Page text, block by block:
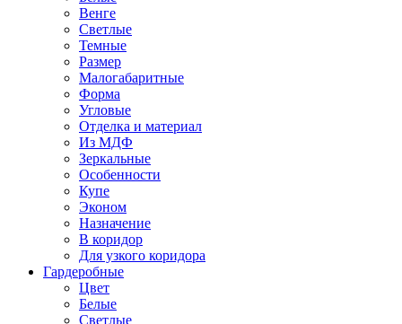
Венге
Светлые
Темные
Размер
Малогабаритные
Форма
Угловые
Отделка и материал
Из МДФ
Зеркальные
Особенности
Купе
Эконом
Назначение
В коридор
Для узкого коридора
Гардеробные
Цвет
Белые
Светлые